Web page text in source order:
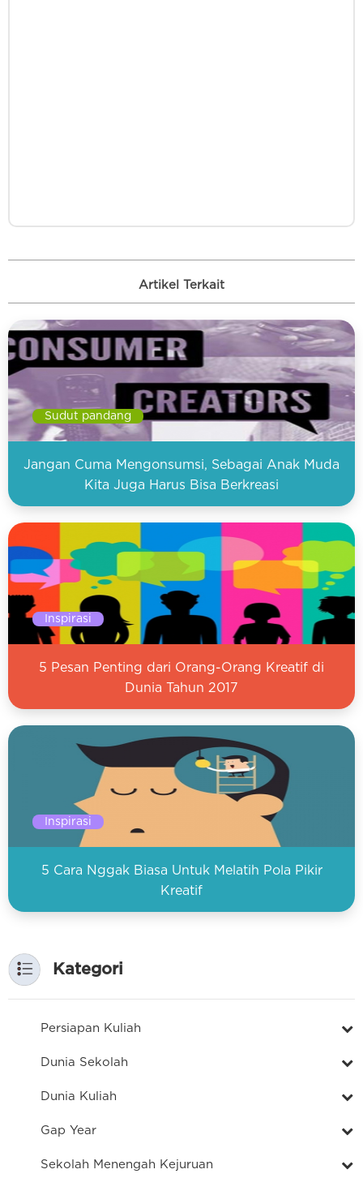
Artikel Terkait
Sudut pandang
Jangan Cuma Mengonsumsi, Sebagai Anak Muda
Kita Juga Harus Bisa Berkreasi
Inspirasi
5 Pesan Penting dari Orang-Orang Kreatif di
Dunia Tahun 2017
Inspirasi
5 Cara Nggak Biasa Untuk Melatih Pola Pikir
Kreatif
Kategori
Persiapan Kuliah
Dunia Sekolah
Dunia Kuliah
Gap Year
Sekolah Menengah Kejuruan